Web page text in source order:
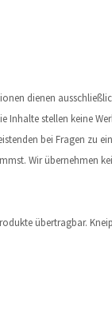
dienen
Inhalte stellen keine
bei Fragen zu
Wir übernehmen
übertragbar.